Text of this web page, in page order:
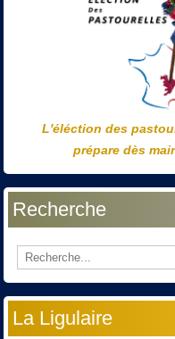
L'éléction des
prépare dès
Recherche
La Ligulaire